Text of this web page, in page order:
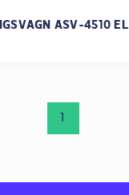
ASV-4510 EL
1